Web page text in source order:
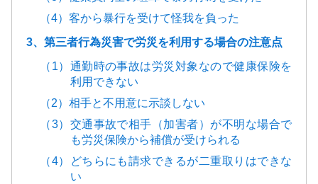
（4）客から暴行を受けて怪我を負った
3、第三者行為災害で労災を利用する場合の注意点
（1）通勤時の事故は労災対象なので健康保険を
利用できない
（2）相手と不用意に示談しない
（3）交通事故で相手（加害者）が不明な場合で
も労災保険から補償が受けられる
（4）どちらにも請求できるが二重取りはできな
い